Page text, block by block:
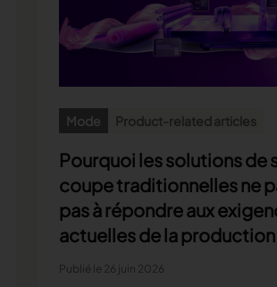
Mode Product-related articles
Pourquoi les solutions de
coupe traditionnelles ne
pas à répondre aux
actuelles de la production
Publié le 26 juin 2026